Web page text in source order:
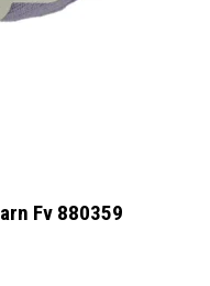
Fv 880359